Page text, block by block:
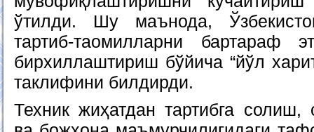
ўтилди. Шу маънода,
тартиб-таомилларни бартараф
бирхиллаштириш бўйича “йўл
таклифини билдирди.
Техник жиҳатдан тартибга солиш,